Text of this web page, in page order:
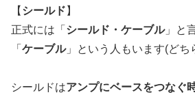
【 シールド 】
正式には「 シールド・ケーブル」と
「 ケーブル」という人もいます(どち
シールドはアンプにベースをつなぐ